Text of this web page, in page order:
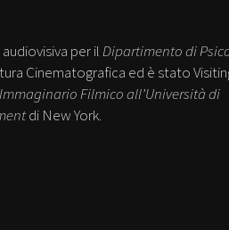
per ilDipartimento di
Cinematografica ed è stato
Filmico all’Università di
di New York.